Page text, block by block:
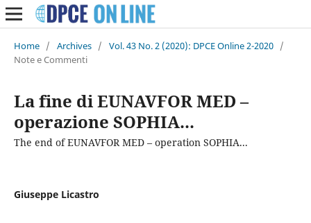
Home / Archives / Vol. 43 No. 2 (2020): DPCE Online 2-2020 /
Note e Commenti
La fine di EUNAVFOR MED –
operazione SOPHIA...
The end of EUNAVFOR MED – operation SOPHIA...
Giuseppe Licastro